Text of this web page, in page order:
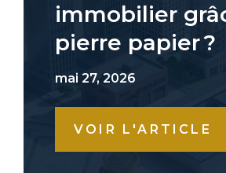
immobilier
pierre papier ?
mai 27, 2026
VOIR L'ARTICLE